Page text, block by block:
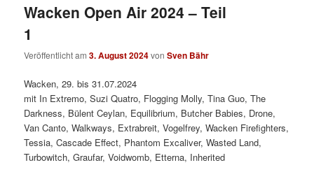
Wacken Open Air 2024 – Teil
1
Veröffentlicht am3. August 2024vonSven Bähr
Wacken, 29. bis 31.07.2024
mit In Extremo, Suzi Quatro, Flogging Molly, Tina Guo, The
Darkness, Bülent Ceylan, Equilibrium, Butcher Babies, Drone,
Van Canto, Walkways, Extrabreit, Vogelfrey, Wacken Firefighters,
Tessia, Cascade Effect, Phantom Excaliver, Wasted Land,
Turbowitch, Graufar, Voidwomb, Etterna, Inherited